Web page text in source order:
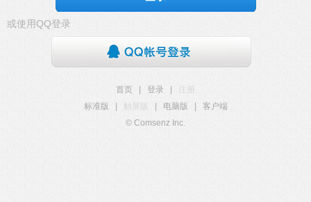
或使用QQ登录
首页 登录
注册
标准版
触屏版 电脑版
客户端
© Comsenz Inc.